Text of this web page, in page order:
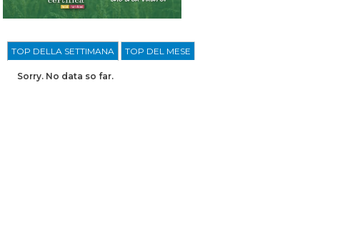
TOP DELLA SETTIMANA TOP DEL MESE
Sorry. No data so far.